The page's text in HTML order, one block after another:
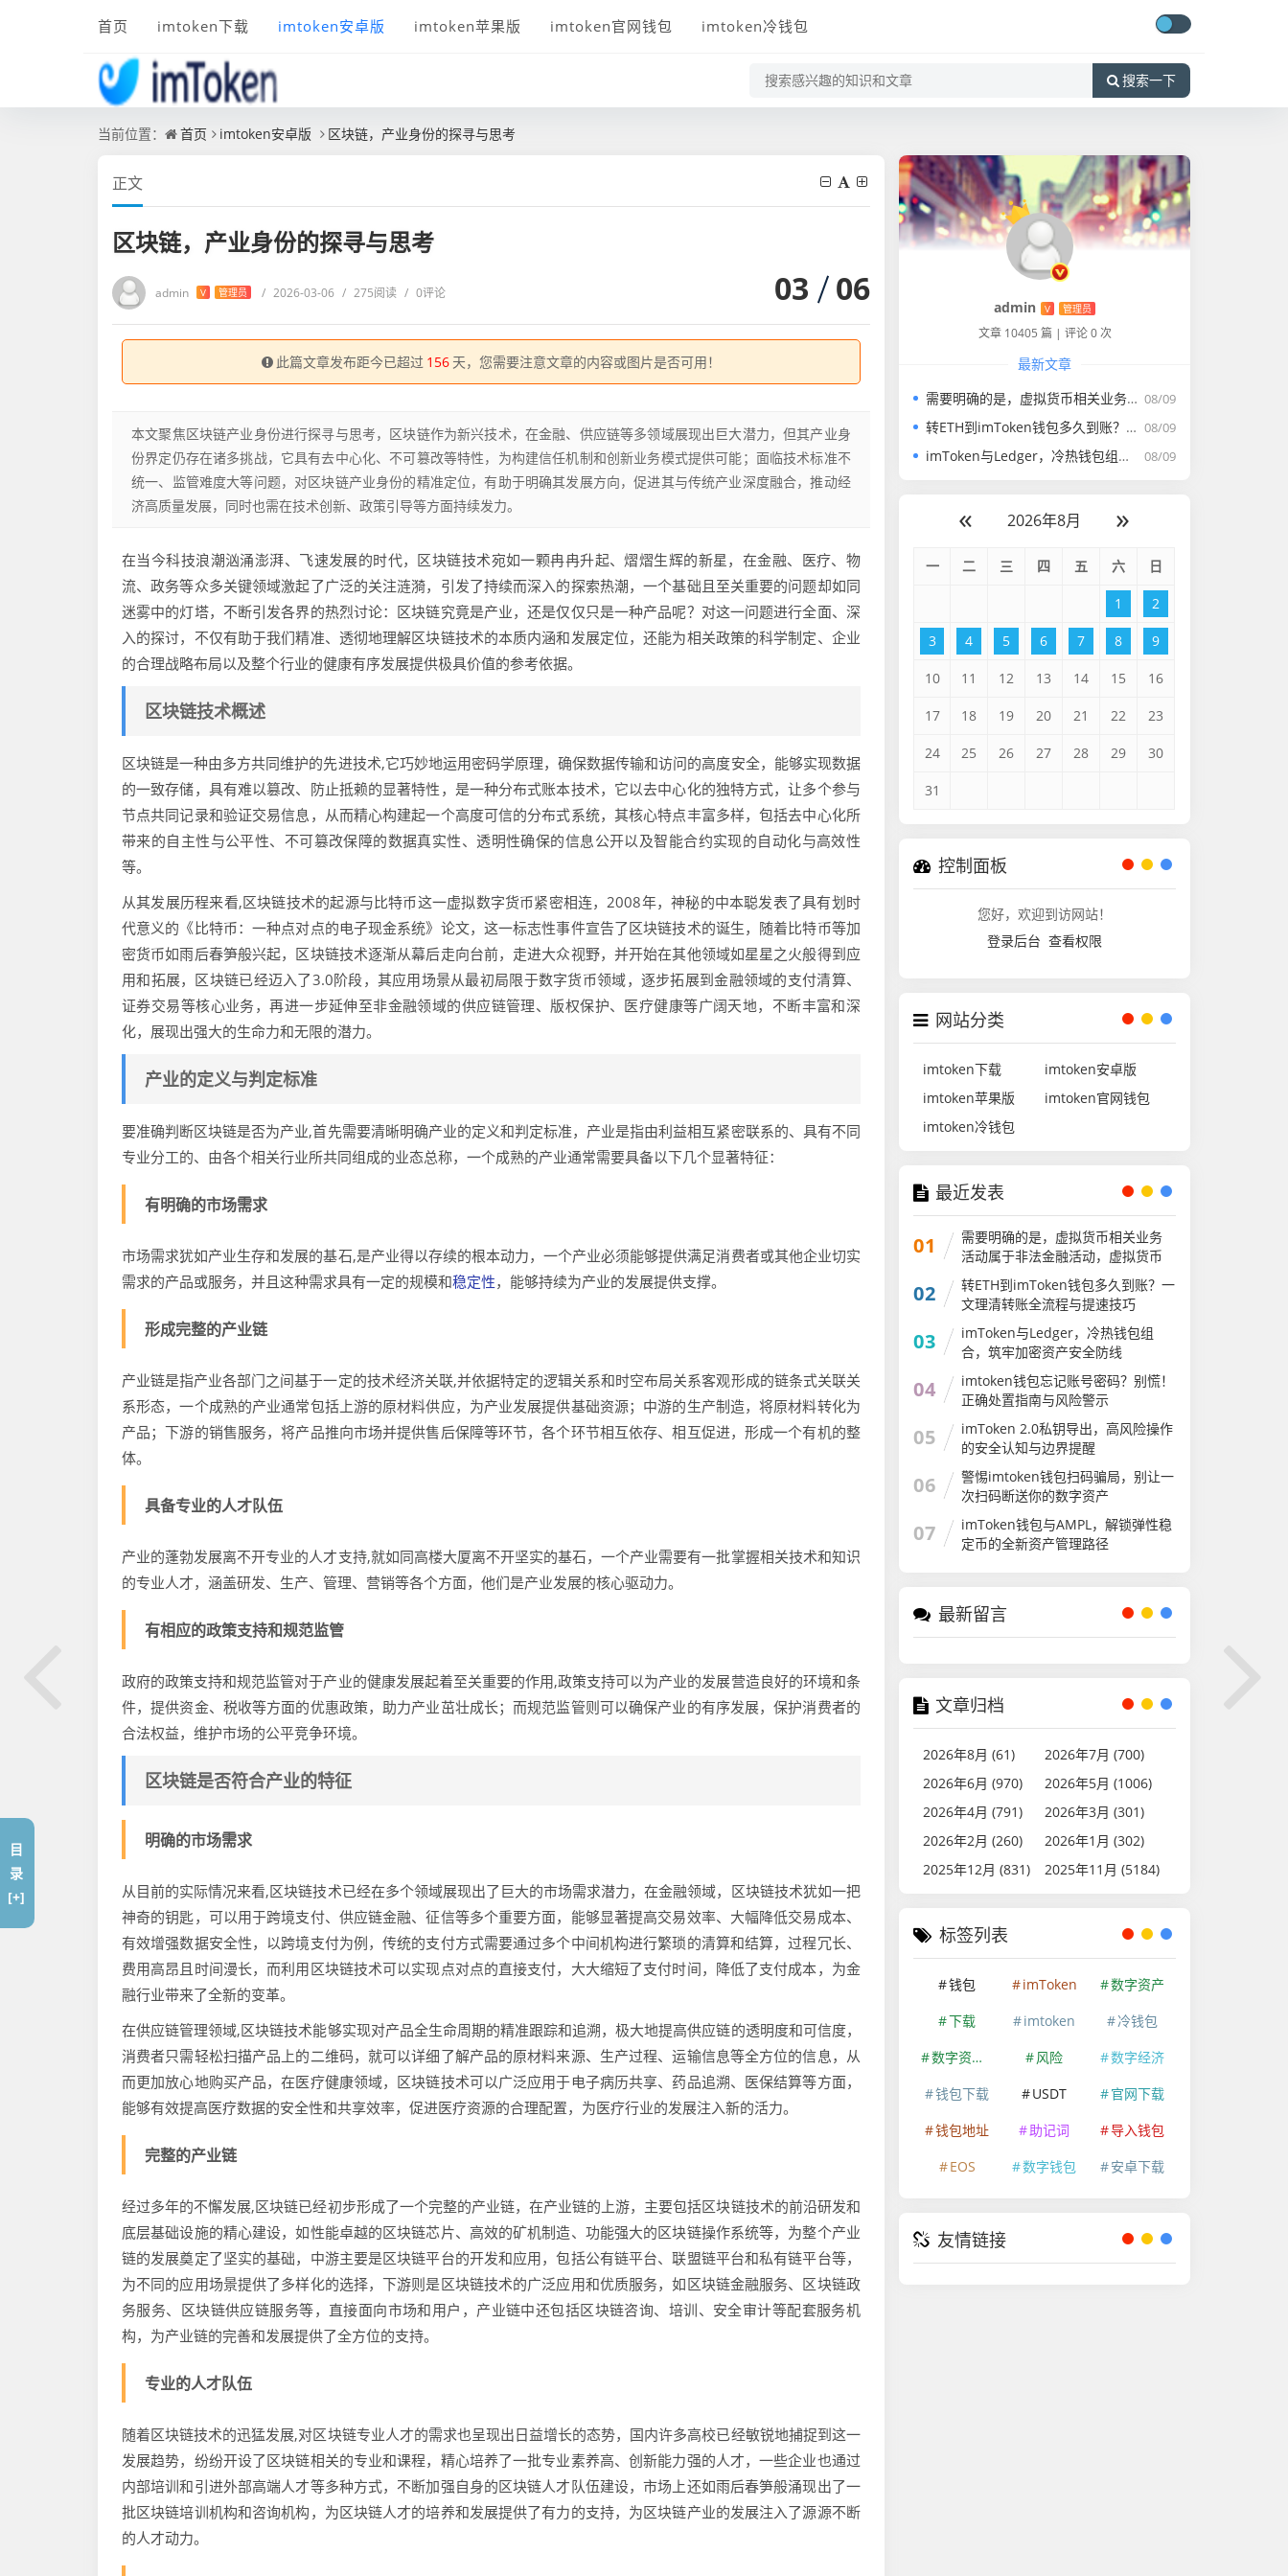
首页 imtoken下载 imtoken安卓版 imtoken苹果版 imtoken官网钱包 imtoken冷钱包
搜索一下
当前位置： 首页 imtoken安卓版 区块链，产业身份的探寻与思考
正文
区块链，产业身份的探寻与思考
admin V 管理员 / 2026-03-06 / 275阅读 / 0评论 03 06
此篇文章发布距今已超过 156 天，您需要注意文章的内容或图片是否可用！
本文聚焦区块链产业身份进行探寻与思考，区块链作为新兴技术，在金融、供应链等多领域展现出巨大潜力，但其产业身
份界定仍存在诸多挑战，它具有去中心化、不可篡改等特性，为构建信任机制和创新业务模式提供可能；面临技术标准不
统一、监管难度大等问题，对区块链产业身份的精准定位，有助于明确其发展方向，促进其与传统产业深度融合，推动经
济高质量发展，同时也需在技术创新、政策引导等方面持续发力。
在当今科技浪潮汹涌澎湃、飞速发展的时代，区块链技术宛如一颗冉冉升起、熠熠生辉的新星，在金融、医疗、物
流、政务等众多关键领域激起了广泛的关注涟漪，引发了持续而深入的探索热潮，一个基础且至关重要的问题却如同
迷雾中的灯塔，不断引发各界的热烈讨论：区块链究竟是产业，还是仅仅只是一种产品呢？对这一问题进行全面、深
入的探讨，不仅有助于我们精准、透彻地理解区块链技术的本质内涵和发展定位，还能为相关政策的科学制定、企业
的合理战略布局以及整个行业的健康有序发展提供极具价值的参考依据。
区块链技术概述
区块链是一种由多方共同维护的先进技术,它巧妙地运用密码学原理，确保数据传输和访问的高度安全，能够实现数据
的一致存储，具有难以篡改、防止抵赖的显著特性，是一种分布式账本技术，它以去中心化的独特方式，让多个参与
节点共同记录和验证交易信息，从而精心构建起一个高度可信的分布式系统，其核心特点丰富多样，包括去中心化所
带来的自主性与公平性、不可篡改保障的数据真实性、透明性确保的信息公开以及智能合约实现的自动化与高效性
等。
从其发展历程来看,区块链技术的起源与比特币这一虚拟数字货币紧密相连，2008年，神秘的中本聪发表了具有划时
代意义的《比特币：一种点对点的电子现金系统》论文，这一标志性事件宣告了区块链技术的诞生，随着比特币等加
密货币如雨后春笋般兴起，区块链技术逐渐从幕后走向台前，走进大众视野，并开始在其他领域如星星之火般得到应
用和拓展，区块链已经迈入了3.0阶段，其应用场景从最初局限于数字货币领域，逐步拓展到金融领域的支付清算、
证券交易等核心业务，再进一步延伸至非金融领域的供应链管理、版权保护、医疗健康等广阔天地，不断丰富和深
化，展现出强大的生命力和无限的潜力。
产业的定义与判定标准
要准确判断区块链是否为产业,首先需要清晰明确产业的定义和判定标准，产业是指由利益相互紧密联系的、具有不同
专业分工的、由各个相关行业所共同组成的业态总称，一个成熟的产业通常需要具备以下几个显著特征：
有明确的市场需求
市场需求犹如产业生存和发展的基石,是产业得以存续的根本动力，一个产业必须能够提供满足消费者或其他企业切实
需求的产品或服务，并且这种需求具有一定的规模和稳定性，能够持续为产业的发展提供支撑。
形成完整的产业链
产业链是指产业各部门之间基于一定的技术经济关联,并依据特定的逻辑关系和时空布局关系客观形成的链条式关联关
系形态，一个成熟的产业通常包括上游的原材料供应，为产业发展提供基础资源；中游的生产制造，将原材料转化为
产品；下游的销售服务，将产品推向市场并提供售后保障等环节，各个环节相互依存、相互促进，形成一个有机的整
体。
具备专业的人才队伍
产业的蓬勃发展离不开专业的人才支持,就如同高楼大厦离不开坚实的基石，一个产业需要有一批掌握相关技术和知识
的专业人才，涵盖研发、生产、管理、营销等各个方面，他们是产业发展的核心驱动力。
有相应的政策支持和规范监管
政府的政策支持和规范监管对于产业的健康发展起着至关重要的作用,政策支持可以为产业的发展营造良好的环境和条
件，提供资金、税收等方面的优惠政策，助力产业茁壮成长；而规范监管则可以确保产业的有序发展，保护消费者的
合法权益，维护市场的公平竞争环境。
区块链是否符合产业的特征
明确的市场需求
从目前的实际情况来看,区块链技术已经在多个领域展现出了巨大的市场需求潜力，在金融领域，区块链技术犹如一把
神奇的钥匙，可以用于跨境支付、供应链金融、征信等多个重要方面，能够显著提高交易效率、大幅降低交易成本、
有效增强数据安全性，以跨境支付为例，传统的支付方式需要通过多个中间机构进行繁琐的清算和结算，过程冗长、
费用高昂且时间漫长，而利用区块链技术可以实现点对点的直接支付，大大缩短了支付时间，降低了支付成本，为金
融行业带来了全新的变革。
在供应链管理领域,区块链技术能够实现对产品全生命周期的精准跟踪和追溯，极大地提高供应链的透明度和可信度，
消费者只需轻松扫描产品上的二维码，就可以详细了解产品的原材料来源、生产过程、运输信息等全方位的信息，从
而更加放心地购买产品，在医疗健康领域，区块链技术可以广泛应用于电子病历共享、药品追溯、医保结算等方面，
能够有效提高医疗数据的安全性和共享效率，促进医疗资源的合理配置，为医疗行业的发展注入新的活力。
完整的产业链
经过多年的不懈发展,区块链已经初步形成了一个完整的产业链，在产业链的上游，主要包括区块链技术的前沿研发和
底层基础设施的精心建设，如性能卓越的区块链芯片、高效的矿机制造、功能强大的区块链操作系统等，为整个产业
链的发展奠定了坚实的基础，中游主要是区块链平台的开发和应用，包括公有链平台、联盟链平台和私有链平台等，
为不同的应用场景提供了多样化的选择，下游则是区块链技术的广泛应用和优质服务，如区块链金融服务、区块链政
务服务、区块链供应链服务等，直接面向市场和用户，产业链中还包括区块链咨询、培训、安全审计等配套服务机
构，为产业链的完善和发展提供了全方位的支持。
专业的人才队伍
随着区块链技术的迅猛发展,对区块链专业人才的需求也呈现出日益增长的态势，国内许多高校已经敏锐地捕捉到这一
发展趋势，纷纷开设了区块链相关的专业和课程，精心培养了一批专业素养高、创新能力强的人才，一些企业也通过
内部培训和引进外部高端人才等多种方式，不断加强自身的区块链人才队伍建设，市场上还如雨后春笋般涌现出了一
批区块链培训机构和咨询机构，为区块链人才的培养和发展提供了有力的支持，为区块链产业的发展注入了源源不断
的人才动力。
admin V 管理员
文章 10405 篇 | 评论 0 次
最新文章
08/09
需要明确的是，虚拟货币相关业务活动属于非法金融活动，虚拟货币不具有与法定货币等同的法律地位，从事虚拟货币相关交易活动存在极大的法律风险和资金安全隐患
08/09
转ETH到imToken钱包多久到账？一文理清转账全流程与提速技巧
08/09
imToken与Ledger，冷热钱包组合，筑牢加密资产安全防线
« 2026年8月 »
一 二 三 四 五 六 日
1 2
3 4 5 6 7 8 9
10 11 12 13 14 15 16
17 18 19 20 21 22 23
24 25 26 27 28 29 30
31
控制面板
您好，欢迎到访网站！
登录后台 查看权限
网站分类
imtoken下载
imtoken安卓版
imtoken苹果版
imtoken官网钱包
imtoken冷钱包
最近发表
01
需要明确的是，虚拟货币相关业务
活动属于非法金融活动，虚拟货币
不具有与法定货币等同的法律地
位，从事虚拟货币相关交易活动存
在极大的法律风险和资金安全隐患
02
转ETH到imToken钱包多久到账？一
文理清转账全流程与提速技巧
03
imToken与Ledger，冷热钱包组
合，筑牢加密资产安全防线
04
imtoken钱包忘记账号密码？别慌！
正确处置指南与风险警示
05
imToken 2.0私钥导出，高风险操作
的安全认知与边界提醒
06
警惕imtoken钱包扫码骗局，别让一
次扫码断送你的数字资产
07
imToken钱包与AMPL，解锁弹性稳
定币的全新资产管理路径
最新留言
文章归档
2026年8月 (61)
2026年7月 (700)
2026年6月 (970)
2026年5月 (1006)
2026年4月 (791)
2026年3月 (301)
2026年2月 (260)
2026年1月 (302)
2025年12月 (831)
2025年11月 (5184)
标签列表
钱包 imToken
数字资产
下载
imtoken
冷钱包
数字资产安全
风险
数字经济
钱包下载
USDT
官网下载
钱包地址
助记词
导入钱包
EOS
数字钱包 安卓下载
友情链接
目
录
[+]